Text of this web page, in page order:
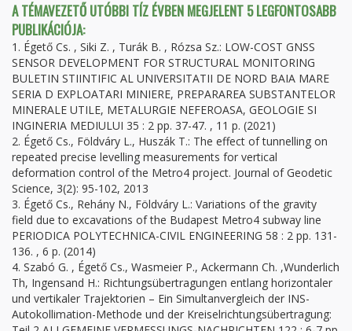
A TÉMAVEZETŐ UTÓBBI TÍZ ÉVBEN MEGJELENT 5 LEGFONTOSABB
PUBLIKÁCIÓJA:
1. Égető Cs. , Siki Z. , Turák B. , Rózsa Sz.: LOW-COST GNSS
SENSOR DEVELOPMENT FOR STRUCTURAL MONITORING
BULETIN STIINTIFIC AL UNIVERSITATII DE NORD BAIA MARE
SERIA D EXPLOATARI MINIERE, PREPARAREA SUBSTANTELOR
MINERALE UTILE, METALURGIE NEFEROASA, GEOLOGIE SI
INGINERIA MEDIULUI 35 : 2 pp. 37-47. , 11 p. (2021)
2. Égető Cs., Földváry L., Huszák T.: The effect of tunnelling on
repeated precise levelling measurements for vertical
deformation control of the Metro4 project. Journal of Geodetic
Science, 3(2): 95-102, 2013
3. Égető Cs., Rehány N., Földváry L.: Variations of the gravity
field due to excavations of the Budapest Metro4 subway line
PERIODICA POLYTECHNICA-CIVIL ENGINEERING 58 : 2 pp. 131-
136. , 6 p. (2014)
4. Szabó G. , Égető Cs., Wasmeier P., Ackermann Ch. ,Wunderlich
Th, Ingensand H.: Richtungsübertragungen entlang horizontaler
und vertikaler Trajektorien – Ein Simultanvergleich der INS-
Autokollimation-Methode und der Kreiselrichtungsübertragung: